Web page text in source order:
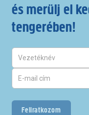
és merülj el
tengerében!
Feliratkozom